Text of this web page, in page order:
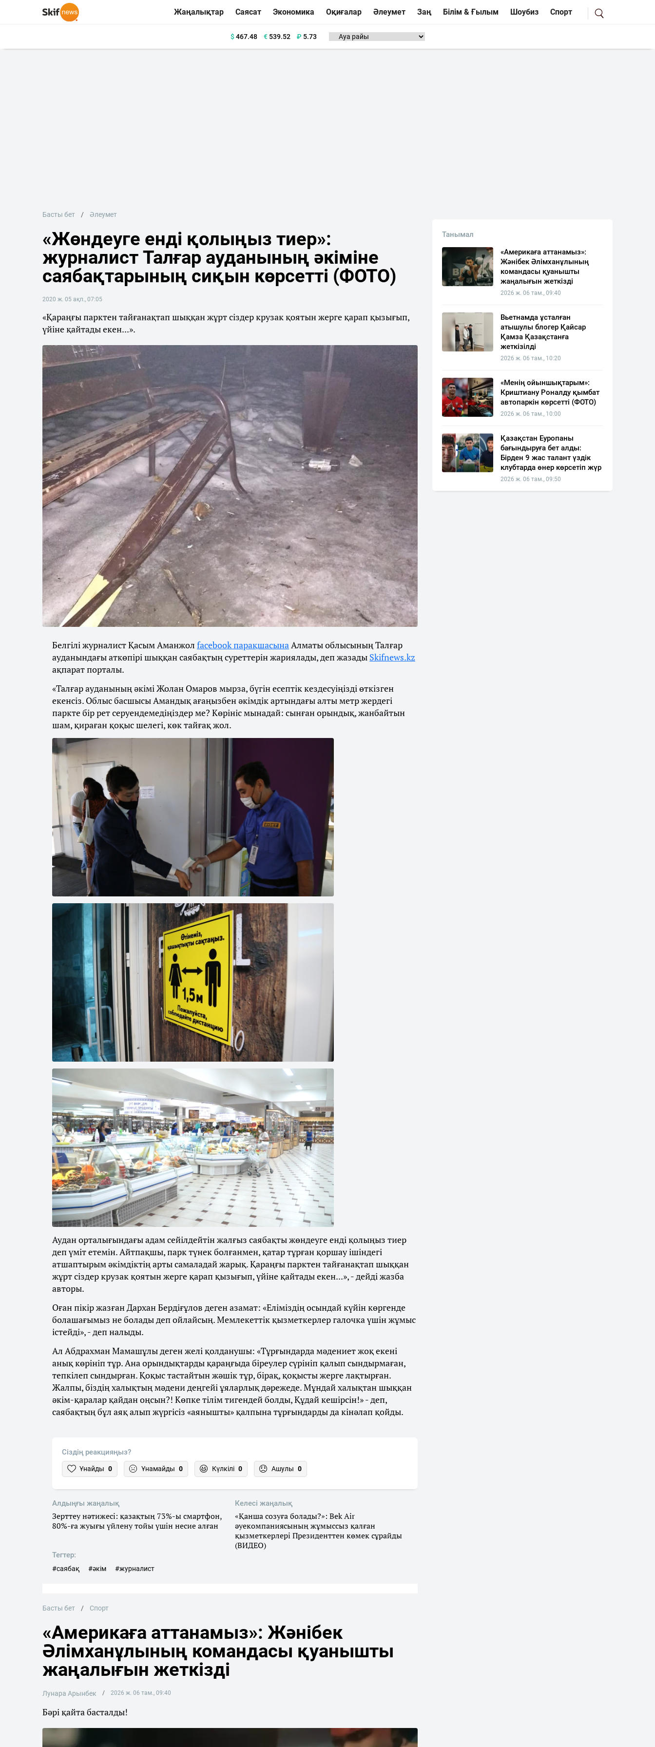
Жаңалықтар Саясат Экономика Оқиғалар Әлеумет Заң Білім & Ғылым Шоубиз Спорт
$467.48 €539.52 ₽ 5.73
Басты бет Әлеумет
«Жөндеуге енді қолыңыз тиер»:
журналист Талғар ауданының әкіміне
саябақтарының сиқын көрсетті (ФОТО)
2020 ж. 05 ақп., 07:05
«Қараңғы парктен тайғанақтап шыққан жұрт сіздер крузак қоятын жерге қарап қызығып,
үйіне қайтады екен...».
Белгілі журналист Қасым Аманжол facebook парақшасына Алматы облысының Талғар
ауданындағы аткөпірі шыққан саябақтың суреттерін жариялады, деп жазады Skifnews.kz
ақпарат порталы.
«Талғар ауданының әкімі Жолан Омаров мырза, бүгін есептік кездесуіңізді өткізген
екенсіз. Облыс басшысы Амандық ағаңызбен әкімдік артындағы алты метр жердегі
паркте бір рет серуендемедіңіздер ме? Көрініс мынадай: сынған орындық, жанбайтын
шам, қираған қоқыс шелегі, көк тайғақ жол.
Аудан орталығындағы адам сейілдейтін жалғыз саябақты жөндеуге енді қолыңыз тиер
деп үміт етемін. Айтпақшы, парк түнек болғанмен, қатар тұрған қоршау ішіндегі
атшаптырым әкімдіктің арты самаладай жарық. Қараңғы парктен тайғанақтап шыққан
жұрт сіздер крузак қоятын жерге қарап қызығып, үйіне қайтады екен...», - дейді жазба
авторы.
Оған пікір жазған Дархан Бердіғұлов деген азамат: «Еліміздің осындай күйін көргенде
болашағымыз не болады деп ойлайсың. Мемлекеттік қызметкерлер галочка үшін жұмыс
істейді», - деп налыды.
Ал Абдрахман Мамашұлы деген желі қолданушы: «Тұрғындарда мәдениет жоқ екені
анық көрініп тұр. Ана орындықтарды қараңғыда біреулер сүрініп қалып сындырмаған,
тепкілеп сындырған. Қоқыс тастайтын жәшік тұр, бірақ, қоқысты жерге лақтырған.
Жалпы, біздің халықтың мәдени деңгейі ұяларлық дәрежеде. Мұндай халықтан шыққан
әкім-қаралар қайдан оңсын?! Көпке тілім тигендей болды, Құдай кешірсін!» - деп,
саябақтың бұл аяқ алып жүргісіз «аянышты» қалпына тұрғындарды да кінәлап қойды.
Сіздің реакцияңыз?
Ұнайды 0 Ұнамайды 0 Күлкілі 0 Ашулы 0
Алдыңғы жаңалық
Зерттеу нәтижесі: қазақтың 73%-ы смартфон,
80%-ға жуығы үйлену тойы үшін несие алған
Келесі жаңалық
«Қанша созуға болады?»: Bek Air
әуекомпаниясының жұмыссыз қалған
қызметкерлері Президенттен көмек сұрайды
(ВИДЕО)
Тегтер:
#саябақ #әкім #журналист
Басты бет Спорт
«Америкаға аттанамыз»: Жәнібек
Әлімханұлының командасы қуанышты
жаңалығын жеткізді
Лунара Арынбек 2026 ж. 06 там., 09:40
Бәрі қайта басталды!
Танымал
«Америкаға аттанамыз»:
Жәнібек Әлімханұлының
командасы қуанышты
жаңалығын жеткізді
2026 ж. 06 там., 09:40
Вьетнамда ұсталған
атышулы блогер Қайсар
Қамза Қазақстанға
жеткізілді
2026 ж. 06 там., 10:20
«Менің ойыншықтарым»:
Криштиану Роналду қымбат
автопаркін көрсетті (ФОТО)
2026 ж. 06 там., 10:00
Қазақстан Еуропаны
бағындыруға бет алды:
Бірден 9 жас талант үздік
клубтарда өнер көрсетіп жүр
2026 ж. 06 там., 09:50